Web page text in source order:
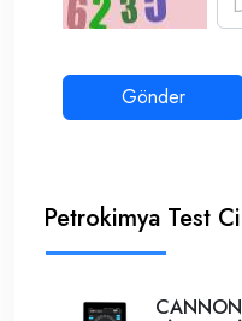
Petrokimya Test